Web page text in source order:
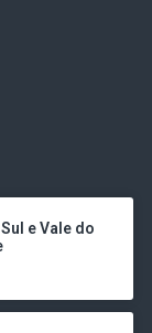
e Vale do